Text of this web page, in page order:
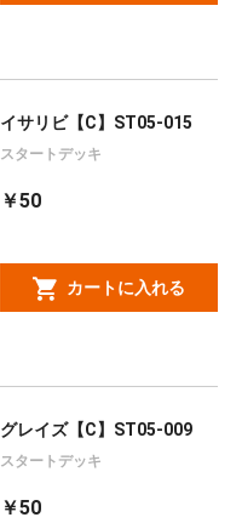
イサリビ【C】ST05-015
スタートデッキ
￥50
カートに入れる
グレイズ【C】ST05-009
スタートデッキ
￥50